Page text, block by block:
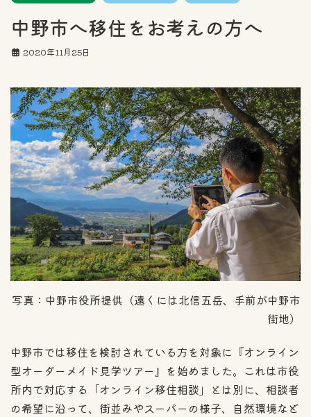
中野市へ移住をお考えの方へ
2020年11月25日
写真：中野市役所提供（遠くには北信五岳、手前が中野市
街地）
中野市では移住を検討されている方を対象に『オンライン
型オーダーメイド見学ツアー』を始めました。これは市役
所内で対応する「オンライン移住相談」とは別に、相談者
の希望に沿って、街並みやスーパーの様子、自然環境など